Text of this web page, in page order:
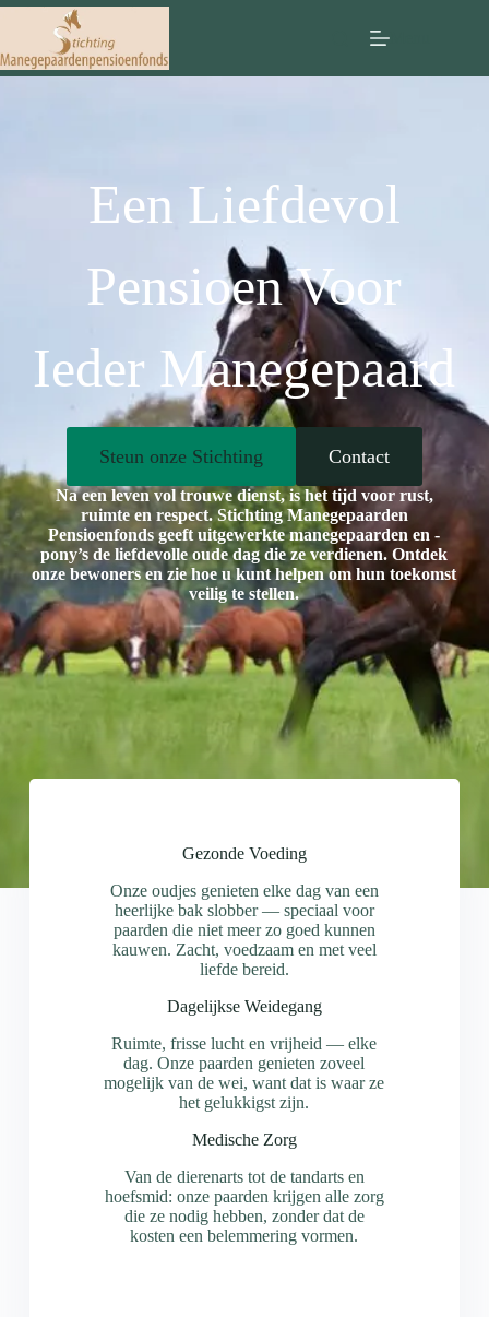
Een Liefdevol
Pensioen Voor
Ieder Manegepaard
Steun onze Stichting Contact
Na een leven vol trouwe dienst, is het tijd voor rust,
ruimte en respect. Stichting Manegepaarden
Pensioenfonds geeft uitgewerkte manegepaarden en -
pony’s de liefdevolle oude dag die ze verdienen. Ontdek
onze bewoners en zie hoe u kunt helpen om hun toekomst
veilig te stellen.
Gezonde Voeding
Onze oudjes genieten elke dag van een
heerlijke bak slobber — speciaal voor
paarden die niet meer zo goed kunnen
kauwen. Zacht, voedzaam en met veel
liefde bereid.
Dagelijkse Weidegang
Ruimte, frisse lucht en vrijheid — elke
dag. Onze paarden genieten zoveel
mogelijk van de wei, want dat is waar ze
het gelukkigst zijn.
Medische Zorg
Van de dierenarts tot de tandarts en
hoefsmid: onze paarden krijgen alle zorg
die ze nodig hebben, zonder dat de
kosten een belemmering vormen.